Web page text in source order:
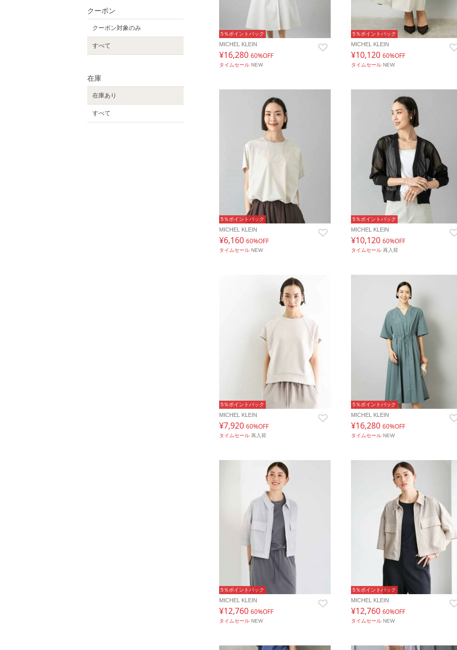
5％ポイントバック
MICHEL KLEIN
¥16,280 60%OFF
タイムセール NEW
5％ポイントバック
MICHEL KLEIN
¥10,120 60%OFF
タイムセール NEW
5％ポイントバック
MICHEL KLEIN
¥6,160 60%OFF
タイムセール NEW
5％ポイントバック
MICHEL KLEIN
¥10,120 60%OFF
タイムセール 再入荷
5％ポイントバック
MICHEL KLEIN
¥7,920 60%OFF
タイムセール 再入荷
5％ポイントバック
MICHEL KLEIN
¥16,280 60%OFF
タイムセール NEW
5％ポイントバック
MICHEL KLEIN
¥12,760 60%OFF
タイムセール NEW
5％ポイントバック
MICHEL KLEIN
¥12,760 60%OFF
タイムセール NEW
クーポン
クーポン対象のみ
すべて
在庫
在庫あり
すべて